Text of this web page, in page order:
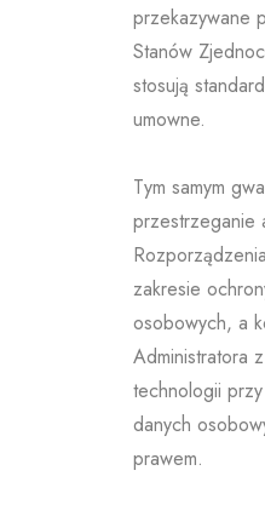
przekazywane
Stanów
stosują
umowne.
Tym samym
przestrzeganie
zakresie
osobowych, a
Administratora
technologii
danych
prawem.